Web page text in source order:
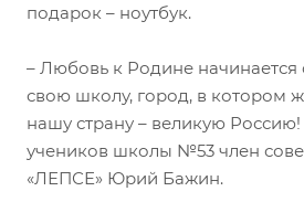
подарок – ноутбук.
– Любовь к Родине начинается
свою школу, город, в котором
нашу страну – великую Россию!
учеников школы №53 член
«ЛЕПСЕ» Юрий Бажин.